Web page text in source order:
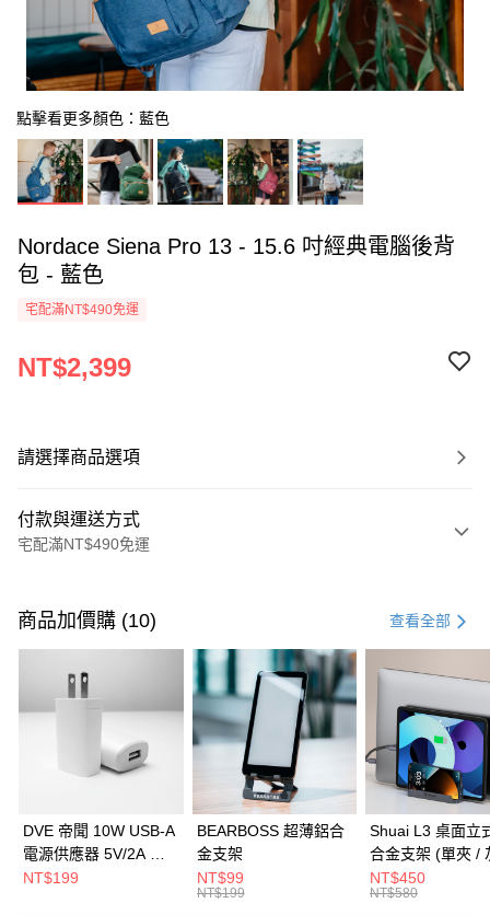
點擊看更多顏色：藍色
Nordace Siena Pro 13 - 15.6 吋經典電腦後背
包 - 藍色
宅配滿NT$490免運
NT$2,399
請選擇商品選項
付款與運送方式
宅配滿NT$490免運
信用卡一次付款
3 期 0 利率 每期 NT$799
第一商業銀行
華南商業銀行
彰化商業銀行
上海商業儲蓄銀行
台北富邦商業銀行
兆豐國際商業銀行
臺灣中小企業銀行
台中商業銀行
匯豐（台灣）商業銀行
華泰商業銀行
聯邦商業銀行
元大商業銀行
NT$399 21家銀行
合作金庫商業銀行
第一商業銀行
彰化商業銀行
台北富邦商業銀行
國泰世華商業銀行
兆豐國際商業銀行
臺灣中小企業銀行
匯豐（台灣）商業銀行
街口支付
悠遊付
商品加價購 (10) 查看全部
DVE 帝聞 10W USB-A
電源供應器 5V/2A 充
電頭 (適用閱讀器、小
NT$199
BEARBOSS 超薄鋁合
金支架
NT$99
NT$199
Shuai L3 桌面立
合金支架 (單夾 /
NT$450
NT$580